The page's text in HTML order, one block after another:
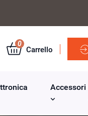
0
Carrello
Accessori